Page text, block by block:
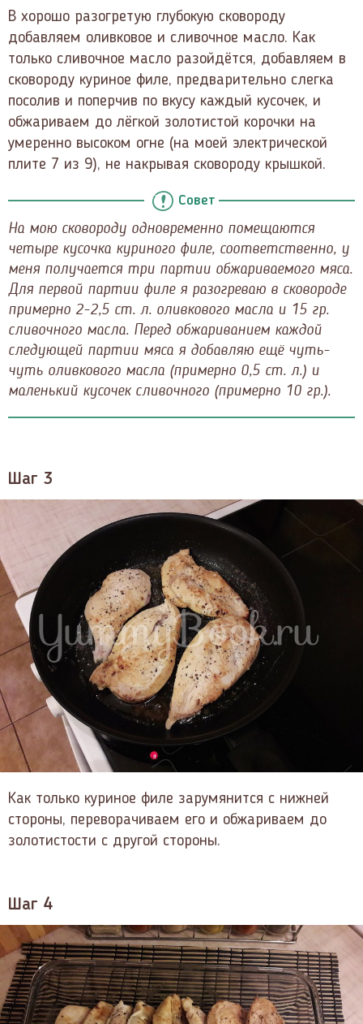
В хорошо разогретую глубокую сковороду
добавляем оливковое и сливочное масло. Как
только сливочное масло разойдётся, добавляем в
сковороду куриное филе, предварительно слегка
посолив и поперчив по вкусу каждый кусочек, и
обжариваем до лёгкой золотистой корочки на
умеренно высоком огне (на моей электрической
плите 7 из 9), не накрывая сковороду крышкой.
Совет
На мою сковороду одновременно помещаются
четыре кусочка куриного филе, соответственно, у
меня получается три партии обжариваемого мяса.
Для первой партии филе я разогреваю в сковороде
примерно 2-2,5 ст. л. оливкового масла и 15 гр.
сливочного масла. Перед обжариванием каждой
следующей партии мяса я добавляю ещё чуть-
чуть оливкового масла (примерно 0,5 ст. л.) и
маленький кусочек сливочного (примерно 10 гр.).
Шаг 3
Как только куриное филе зарумянится с нижней
стороны, переворачиваем его и обжариваем до
золотистости с другой стороны.
Шаг 4